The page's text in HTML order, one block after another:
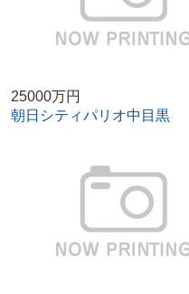
25000万円
朝日シティパリオ中目黒